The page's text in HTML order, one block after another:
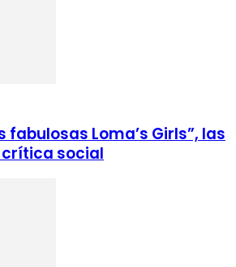
fabulosas Loma’s Girls”, las
crítica social